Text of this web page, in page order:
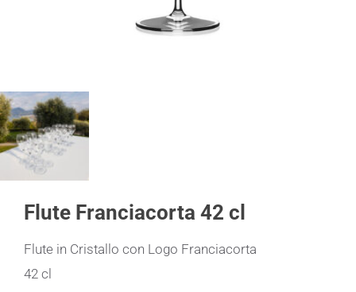
Flute Franciacorta 42 cl
Flute in Cristallo con Logo Franciacorta
42 cl